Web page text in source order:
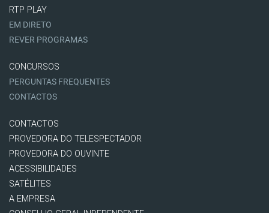
RTP PLAY
EM DIRETO
REVER PROGRAMAS
CONCURSOS
PERGUNTAS FREQUENTES
CONTACTOS
CONTACTOS
PROVEDORA DO TELESPECTADOR
PROVEDORA DO OUVINTE
ACESSIBILIDADES
SATÉLITES
A EMPRESA